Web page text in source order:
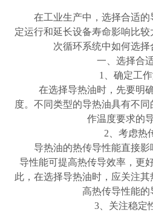
在工业生产中，选择合适的
定运行和延长设备寿命影响比
次循环系统中如何选择
一、选择合适
1、确定工作
在选择导热油时，先要明确
度。不同类型的导热油具有不
作温度要求的
2、考虑热
导热油的热传导性能直接影
导性能可提高热传导效率，更
此，在选择导热油时，应关注
高热传导性能的
3、关注稳定